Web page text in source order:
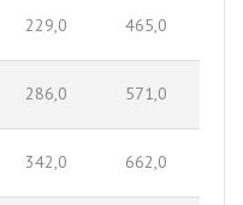
229,0 465,0
286,0 571,0
342,0 662,0